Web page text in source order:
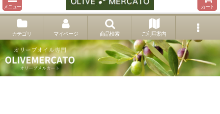
メニュー カート
カテゴリ マイページ 商品検索 ご利用案内